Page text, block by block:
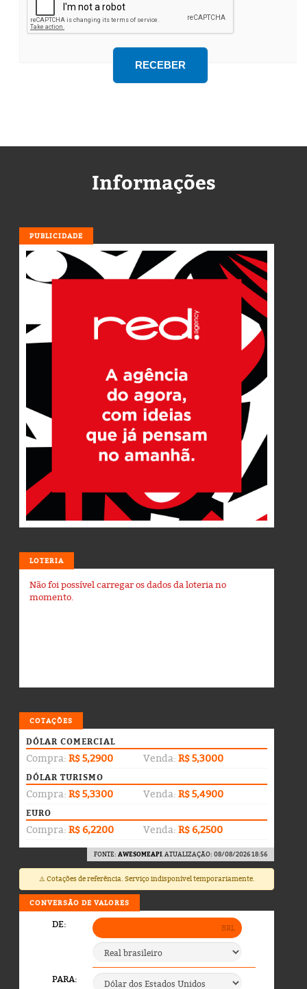
Informações
PUBLICIDADE
LOTERIA
Não foi possível carregar os dados da loteria no
momento.
COTAÇÕES
DÓLAR COMERCIAL
Compra: R$ 5,2900 Venda: R$ 5,3000
DÓLAR TURISMO
Compra: R$ 5,3300 Venda: R$ 5,4900
EURO
Compra: R$ 6,2200 Venda: R$ 6,2500
FONTE: AWESOMEAPI. ATUALIZAÇÃO: 08/08/2026 18:56
⚠️ Cotações de referência. Serviço indisponível temporariamente.
CONVERSÃO DE VALORES